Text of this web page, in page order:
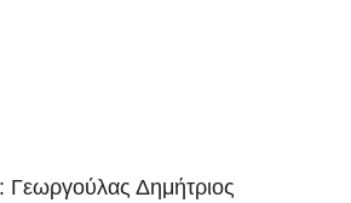
Γεωργούλας Δημήτριος